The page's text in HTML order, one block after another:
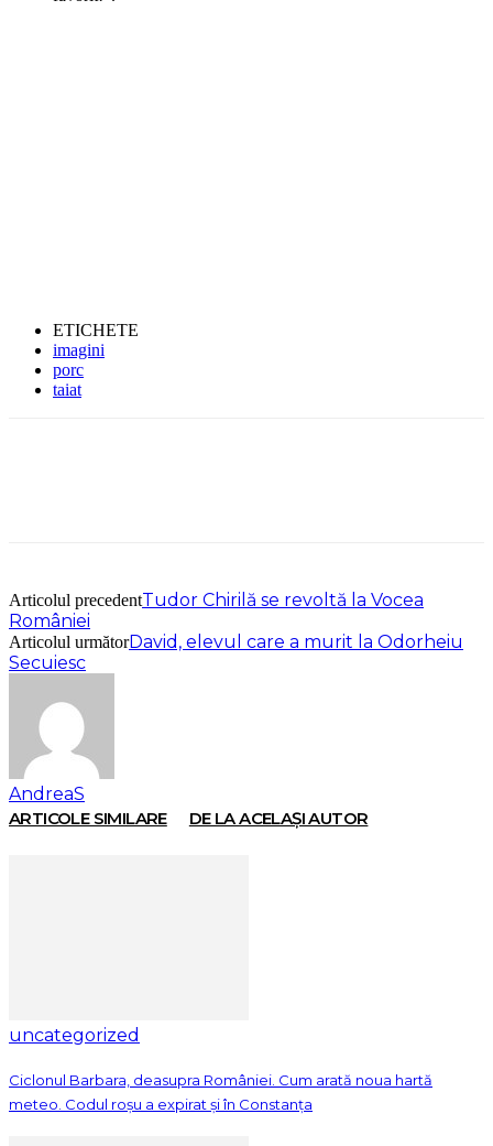
ETICHETE
imagini
porc
taiat
Articolul precedentTudor Chirilă se revoltă la Vocea
României
Articolul următorDavid, elevul care a murit la Odorheiu
Secuiesc
AndreaS
ARTICOLE SIMILARE
DE LA ACELAȘI AUTOR
uncategorized
Ciclonul Barbara, deasupra României. Cum arată noua hartă
meteo. Codul roșu a expirat și în Constanța